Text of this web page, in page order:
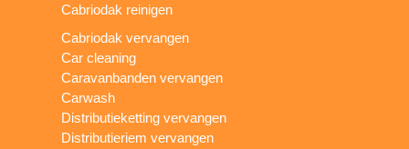
Cabriodak reinigen
Cabriodak vervangen
Car cleaning
Caravanbanden vervangen
Carwash
Distributieketting vervangen
Distributieriem vervangen